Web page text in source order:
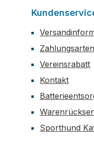
Zahlungsarten
Vereinsrabatt
Kontakt
Sporthund